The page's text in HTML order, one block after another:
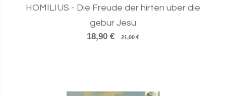
HOMILIUS - Die Freude der hirten uber die
gebur Jesu
18,90 €
21,00 €